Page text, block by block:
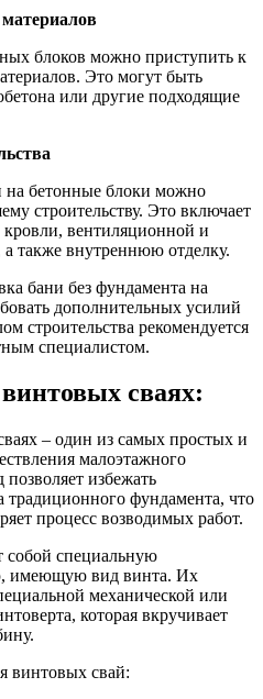
блоков можно приступить к
Это могут быть
или другие подходящие
на бетонные блоки можно
строительству. Это включает
вентиляционной и
также внутреннюю отделку.
бани без фундамента на
дополнительных усилий
строительства рекомендуется
специалистом.
сваях:
– один из самых простых и
малоэтажного
избежать
традиционного фундамента, что
процесс возводимых работ.
собой специальную
имеющую вид винта. Их
механической или
которая вкручивает
винтовых свай: